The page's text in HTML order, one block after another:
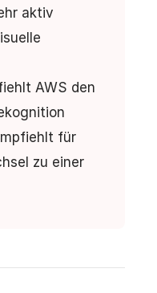
aktiv
AWS den
für
zu einer